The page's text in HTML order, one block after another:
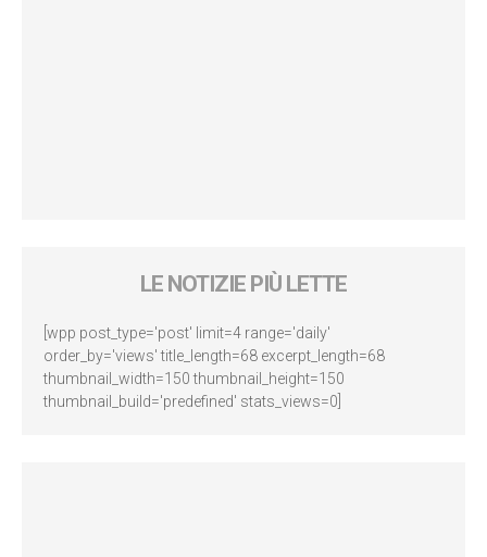
LE NOTIZIE PIÙ LETTE
[wpp post_type='post' limit=4 range='daily'
order_by='views' title_length=68 excerpt_length=68
thumbnail_width=150 thumbnail_height=150
thumbnail_build='predefined' stats_views=0]